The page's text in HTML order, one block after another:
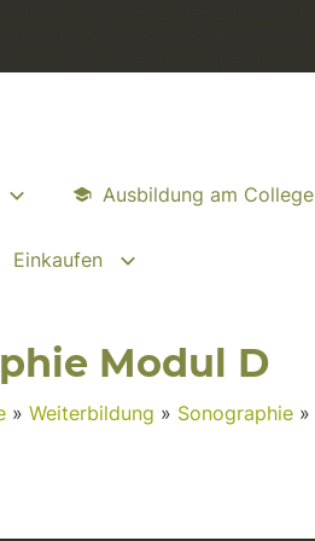
Ausbildung am College
Einkaufen
Modul D
» Weiterbildung » Sonographie »